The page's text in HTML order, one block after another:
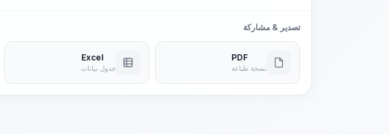
تصدير & مشاركة
PDF
نسخة طباعة
Excel
جدول بيانات